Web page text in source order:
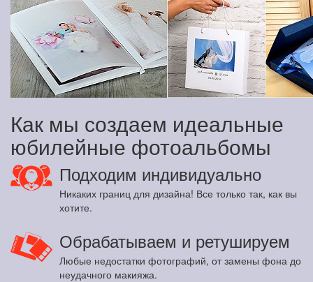
Как мы создаем идеальные
юбилейные фотоальбомы
Подходим индивидуально
Никаких границ для дизайна! Все только так, как вы
хотите.
Обрабатываем и ретушируем
Любые недостатки фотографий, от замены фона до
неудачного макияжа.